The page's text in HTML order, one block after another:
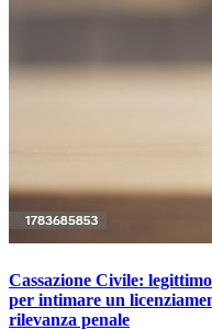
Cassazione Civile:
per intimare un
rilevanza penale